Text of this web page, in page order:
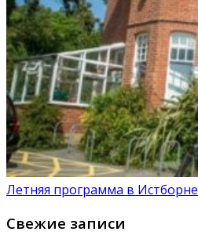
Летняя программа в Истборне
Свежие записи